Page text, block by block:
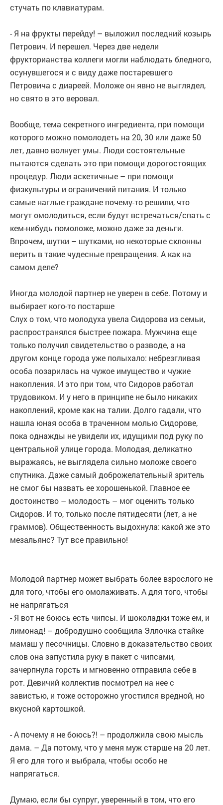
стучать по клавиатурам.
- Я на фрукты перейду! – выложил последний козырь
Петрович. И перешел. Через две недели
фрукторианства коллеги могли наблюдать бледного,
осунувшегося и с виду даже постаревшего
Петровича с диареей. Моложе он явно не выглядел,
но свято в это веровал.
Вообще, тема секретного ингредиента, при помощи
которого можно помолодеть на 20, 30 или даже 50
лет, давно волнует умы. Люди состоятельные
пытаются сделать это при помощи дорогостоящих
процедур. Люди аскетичные – при помощи
физкультуры и ограничений питания. И только
самые наглые граждане почему-то решили, что
могут омолодиться, если будут встречаться/спать с
кем-нибудь помоложе, можно даже за деньги.
Впрочем, шутки – шутками, но некоторые склонны
верить в такие чудесные превращения. А как на
самом деле?
Иногда молодой партнер не уверен в себе. Потому и
выбирает кого-то постарше
Слух о том, что молодуха увела Сидорова из семьи,
распространялся быстрее пожара. Мужчина еще
только получил свидетельство о разводе, а на
другом конце города уже полыхало: небрезгливая
особа позарилась на чужое имущество и чужие
накопления. И это при том, что Сидоров работал
трудовиком. И у него в принципе не было никаких
накоплений, кроме как на талии. Долго гадали, что
нашла юная особа в траченном молью Сидорове,
пока однажды не увидели их, идущими под руку по
центральной улице города. Молодая, деликатно
выражаясь, не выглядела сильно моложе своего
спутника. Даже самый доброжелательный зритель
не смог бы назвать ее хорошенькой. Главное ее
достоинство – молодость – мог оценить только
Сидоров. И то, только после пятидесяти (лет, а не
граммов). Общественность выдохнула: какой же это
мезальянс? Тут все правильно!
Молодой партнер может выбрать более взрослого не
для того, чтобы его омолаживать. А для того, чтобы
не напрягаться
- Я вот не боюсь есть чипсы. И шоколадки тоже ем, и
лимонад! – добродушно сообщила Эллочка стайке
мамаш у песочницы. Словно в доказательство своих
слов она запустила руку в пакет с чипсами,
зачерпнула горсть и мгновенно отправила себе в
рот. Девичий коллектив посмотрел на нее с
завистью, и тоже осторожно угостился вредной, но
вкусной картошкой.
- А почему я не боюсь?! – продолжила свою мысль
дама. – Да потому, что у меня муж старше на 20 лет.
Я его для того и выбрала, чтобы особо не
напрягаться.
Думаю, если бы супруг, уверенный в том, что его